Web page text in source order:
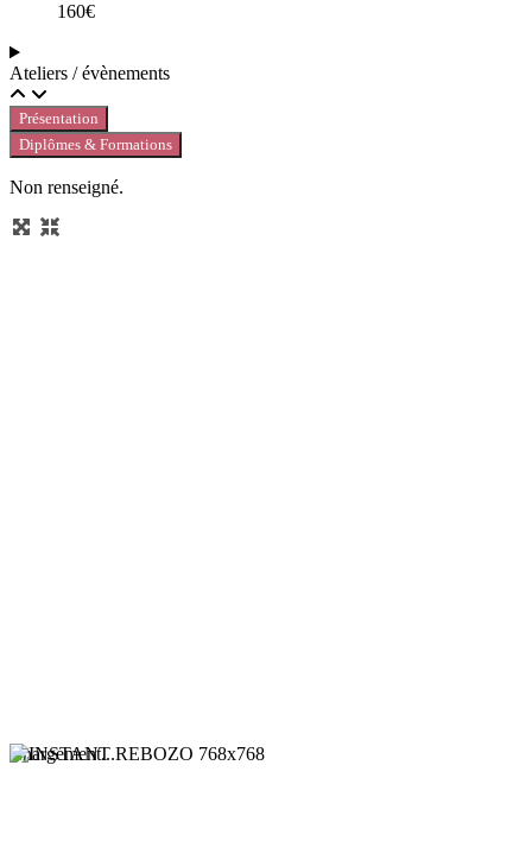
160€
Ateliers / évènements
Présentation
Diplômes & Formations
Non renseigné.
Chargement...